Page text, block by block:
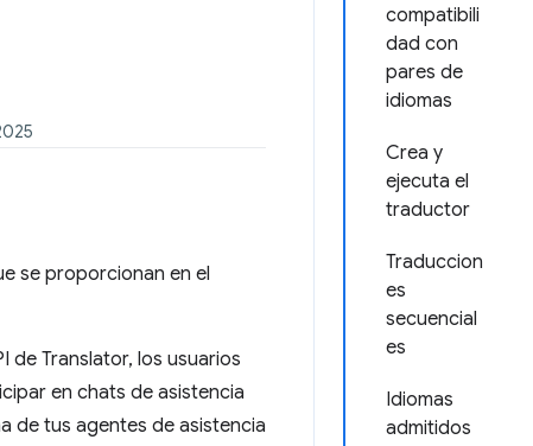
compatibili
dad con
pares de
idiomas
Crea y
ejecuta el
traductor
Traduccion
es
secuencial
es
Idiomas
admitidos
se proporcionan en el
de Translator, los usuarios
en chats de asistencia
de tus agentes de asistencia